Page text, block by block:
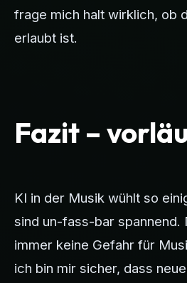
frage mich halt wirklich, ob
erlaubt ist.
Fazit –
KI in der Musik wühlt so
sind un-fass-bar spannend.
immer keine Gefahr für
ich bin mir sicher, dass